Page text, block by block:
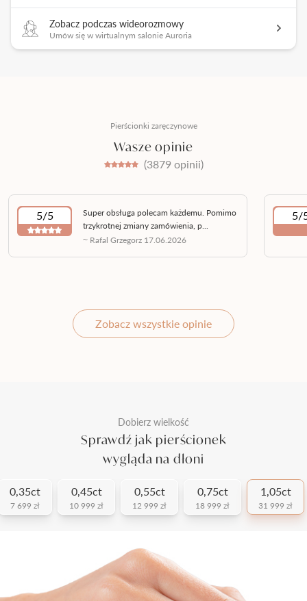
Zobacz podczas wideorozmowy
Umów się w wirtualnym salonie Auroria
Pierścionki zaręczynowe
Wasze opinie
(3879 opinii)
5/5
Super obsługa polecam każdemu. Pomimo
trzykrotnej zmiany zamówienia, p...
~ Rafal Grzegorz 17.06.2026
5/
Zobacz wszystkie opinie
Dobierz wielkość
Sprawdź jak pierścionek
wygląda na dłoni
0,35ct
7 699 zł
0,45ct
10 999 zł
0,55ct
12 999 zł
0,75ct
18 999 zł
1,05ct
31 999 zł